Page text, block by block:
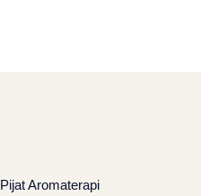
Pijat Aromaterapi